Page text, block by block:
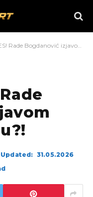
Bogdanović izjavom ŠOKIRAO Srbiju?!
Updated: 31.05.2026